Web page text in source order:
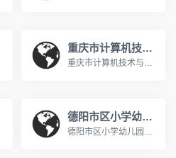
重庆市计算机技术与软件专业技术资格（水平）考试报名网
重庆市计算机技术与软件专业技术资格（水平）考试报名网www.cqitrk.gov.cn计算机技术与软件专业技术资格（水平）考试（以下简称计算机软件考试）是原中国计算机软件专业技术资格和水平考试（简称软件考试）的完善与发展。这是由国家人力资源和社会保障部、工业和信息化部领导下的国家级考试，其目的是，科学、公正地对全国计算机与软件专业技术人员进行职业资格、专业技术资格认定和专业技术水平测试。
德阳市区小学幼儿园入学服务平台
德阳市区小学幼儿园入学服务平台http://www.jyedu.ren/nurseryPc/index.html